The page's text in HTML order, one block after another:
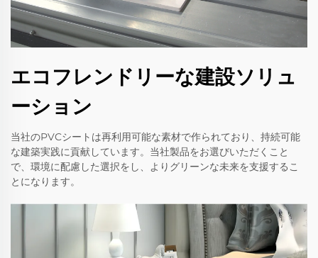
エコフレンドリーな建設ソリュ
ーション
当社のPVCシートは再利用可能な素材で作られており、持続可能
な建築実践に貢献しています。当社製品をお選びいただくこと
で、環境に配慮した選択をし、よりグリーンな未来を支援するこ
とになります。